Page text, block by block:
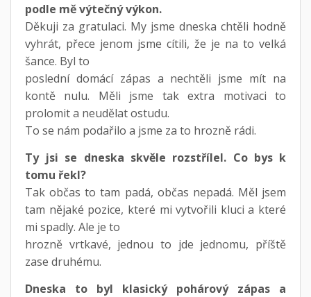
podle mě výtečný výkon.
Děkuji za gratulaci. My jsme dneska chtěli hodně
vyhrát, přece jenom jsme cítili, že je na to velká
šance. Byl to
poslední domácí zápas a nechtěli jsme mít na
kontě nulu. Měli jsme tak extra motivaci to
prolomit a neudělat ostudu.
To se nám podařilo a jsme za to hrozně rádi.
Ty jsi se dneska skvěle rozstřílel. Co bys k
tomu řekl?
Tak občas to tam padá, občas nepadá. Měl jsem
tam nějaké pozice, které mi vytvořili kluci a které
mi spadly. Ale je to
hrozně vrtkavé, jednou to jde jednomu, příště
zase druhému.
Dneska to byl klasický pohárový zápas a